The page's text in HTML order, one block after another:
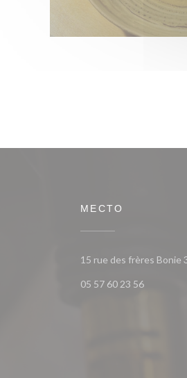
МЕСТО
15 rue des frères Bonie
05 57 60 23 56